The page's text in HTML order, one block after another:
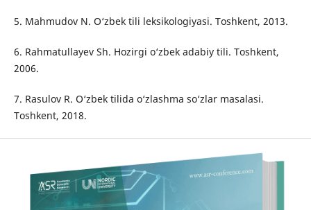
5. Mahmudov N. O‘zbek tili leksikologiyasi. Toshkent, 2013.
6. Rahmatullayev Sh. Hozirgi o‘zbek adabiy tili. Toshkent,
2006.
7. Rasulov R. O‘zbek tilida o‘zlashma so‘zlar masalasi.
Toshkent, 2018.